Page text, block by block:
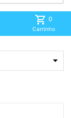
shopping_cart 0
Carrinho
